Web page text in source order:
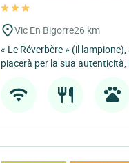
Vic En Bigorre26 km
« Le Réverbère » (il
piacerà per la sua